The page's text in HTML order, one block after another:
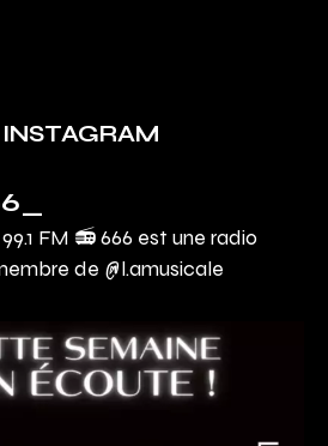
FM 📻666 est une radio
de @l.amusicale